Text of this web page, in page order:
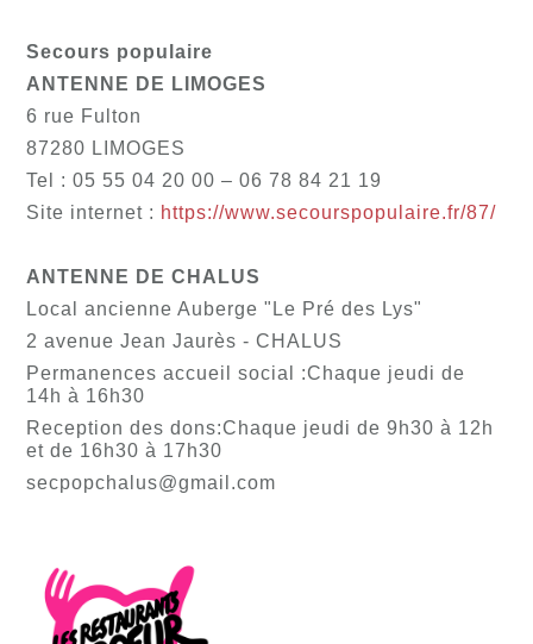
Secours populaire
ANTENNE DE LIMOGES
6 rue Fulton
87280 LIMOGES
Tel : 05 55 04 20 00 – 06 78 84 21 19
Site internet : https://www.secourspopulaire.fr/87/
ANTENNE DE CHALUS
Local ancienne Auberge "Le Pré des Lys"
2 avenue Jean Jaurès - CHALUS
Permanences accueil social :Chaque jeudi de
14h à 16h30
Reception des dons:Chaque jeudi de 9h30 à 12h
et de 16h30 à 17h30
secpopchalus@gmail.com